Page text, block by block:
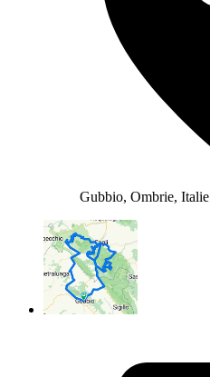
Gubbio, Ombrie, Italie